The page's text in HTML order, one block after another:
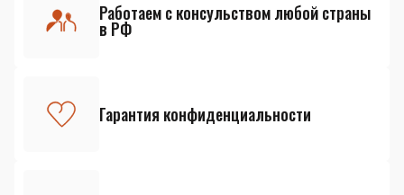
Работаем с консульством любой страны
в РФ
Гарантия конфиденциальности